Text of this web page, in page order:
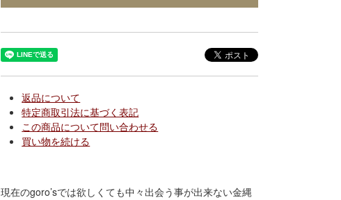
返品について
特定商取引法に基づく表記
この商品について問い合わせる
買い物を続ける
現在のgoro’sでは欲しくても中々出会う事が出来ない金縄